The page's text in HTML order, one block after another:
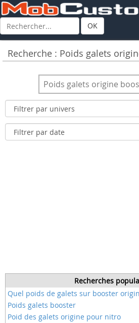
OK
Recherche : Poids galets
Recherches
Quel poids de galets sur booster
Poids galets booster
Poid des galets origine pour nitro